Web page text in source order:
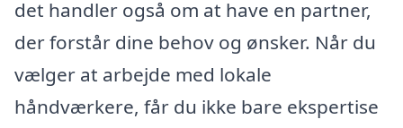
det handler også om at have en partner,
der forstår dine behov og ønsker. Når du
vælger at arbejde med lokale
håndværkere, får du ikke bare ekspertise